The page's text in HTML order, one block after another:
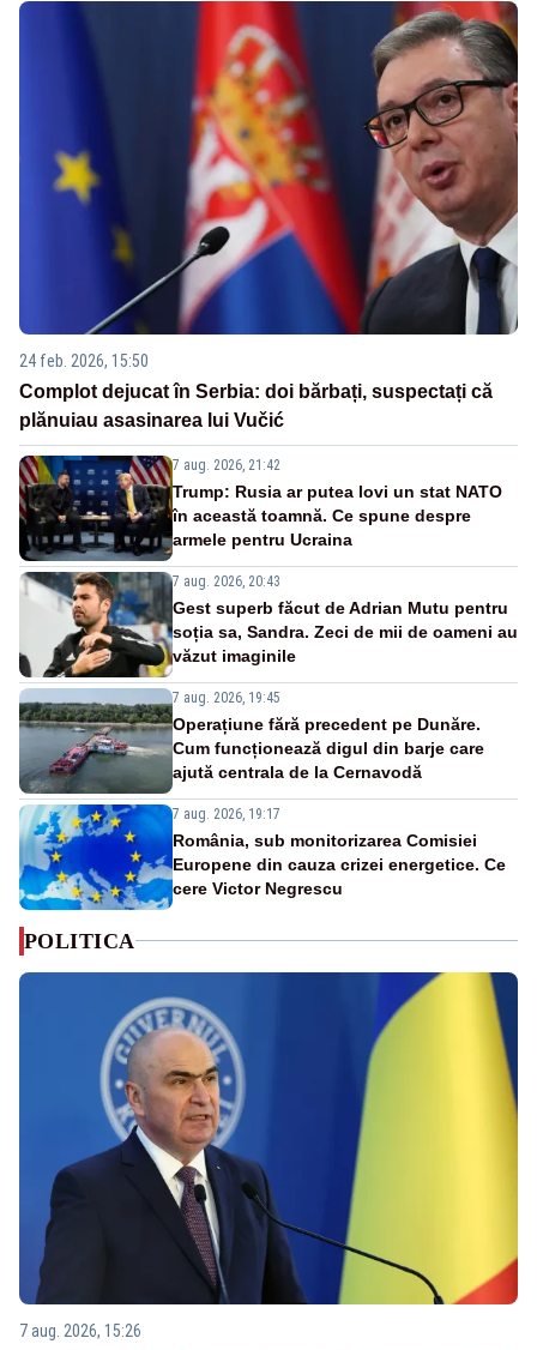
24 feb. 2026, 15:50
Complot dejucat în Serbia: doi bărbați, suspectați că
plănuiau asasinarea lui Vučić
7 aug. 2026, 21:42
Trump: Rusia ar putea lovi un stat NATO
în această toamnă. Ce spune despre
armele pentru Ucraina
7 aug. 2026, 20:43
Gest superb făcut de Adrian Mutu pentru
soția sa, Sandra. Zeci de mii de oameni au
văzut imaginile
7 aug. 2026, 19:45
Operațiune fără precedent pe Dunăre.
Cum funcționează digul din barje care
ajută centrala de la Cernavodă
7 aug. 2026, 19:17
România, sub monitorizarea Comisiei
Europene din cauza crizei energetice. Ce
cere Victor Negrescu
POLITICA
7 aug. 2026, 15:26